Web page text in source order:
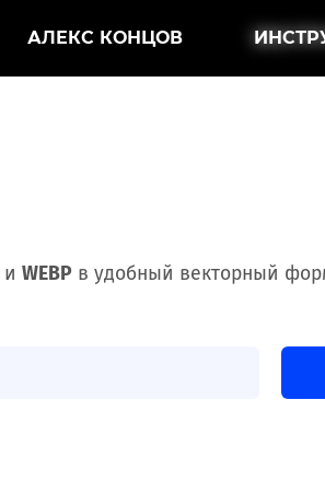
АЛЕКС КОНЦОВ
и WEBP в удобный векторный